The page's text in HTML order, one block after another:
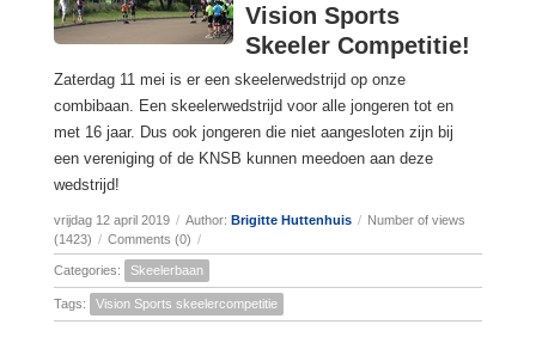
Vision Sports
Skeeler Competitie!
Zaterdag 11 mei is er een skeelerwedstrijd op onze
combibaan. Een skeelerwedstrijd voor alle jongeren tot en
met 16 jaar. Dus ook jongeren die niet aangesloten zijn bij
een vereniging of de KNSB kunnen meedoen aan deze
wedstrijd!
vrijdag 12 april 2019 / Author: Brigitte Huttenhuis / Number of views
(1423) / Comments (0) /
Categories: Skeelerbaan
Tags: Vision Sports skeelercompetitie